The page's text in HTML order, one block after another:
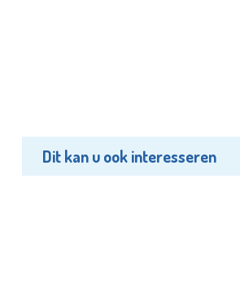
Dit kan u ook interesseren